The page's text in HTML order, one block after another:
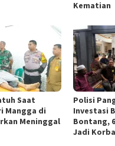
Kematian
Saat
Mangga di
Meninggal
Polisi
Investasi
Bontang,
Jadi